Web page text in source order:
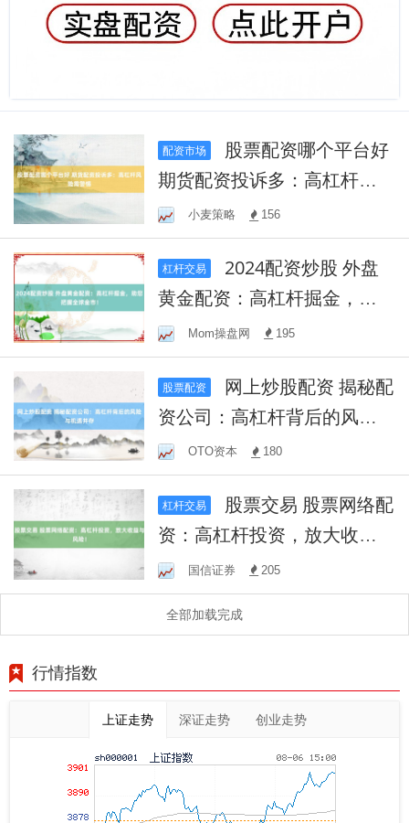
配资市场
期货配资投诉多：高杠杆风
险需警惕
小麦策略 156
杠杆交易
黄金配资：高杠杆掘金，助
您把握全球金市！
Mom操盘网 195
股票配资
资公司：高杠杆背后的风险
与机遇并存
OTO资本 180
杠杆交易
资：高杠杆投资，放大收益
与风险！
国信证券 205
全部加载完成
行情指数
上证走势 深证走势 创业走势